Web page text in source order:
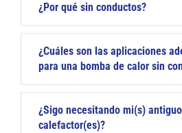
¿Por qué sin conductos?
¿Cuáles son las aplicaciones
para una bomba de calor sin
¿Sigo necesitando mi(s)
calefactor(es)?